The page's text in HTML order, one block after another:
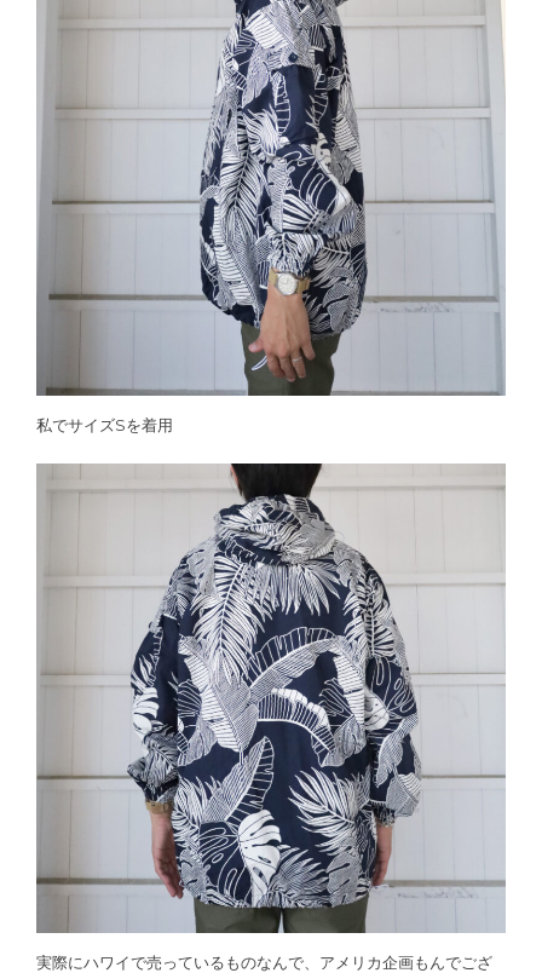
私でサイズSを着用
実際にハワイで売っているものなんで、アメリカ企画もんでござ